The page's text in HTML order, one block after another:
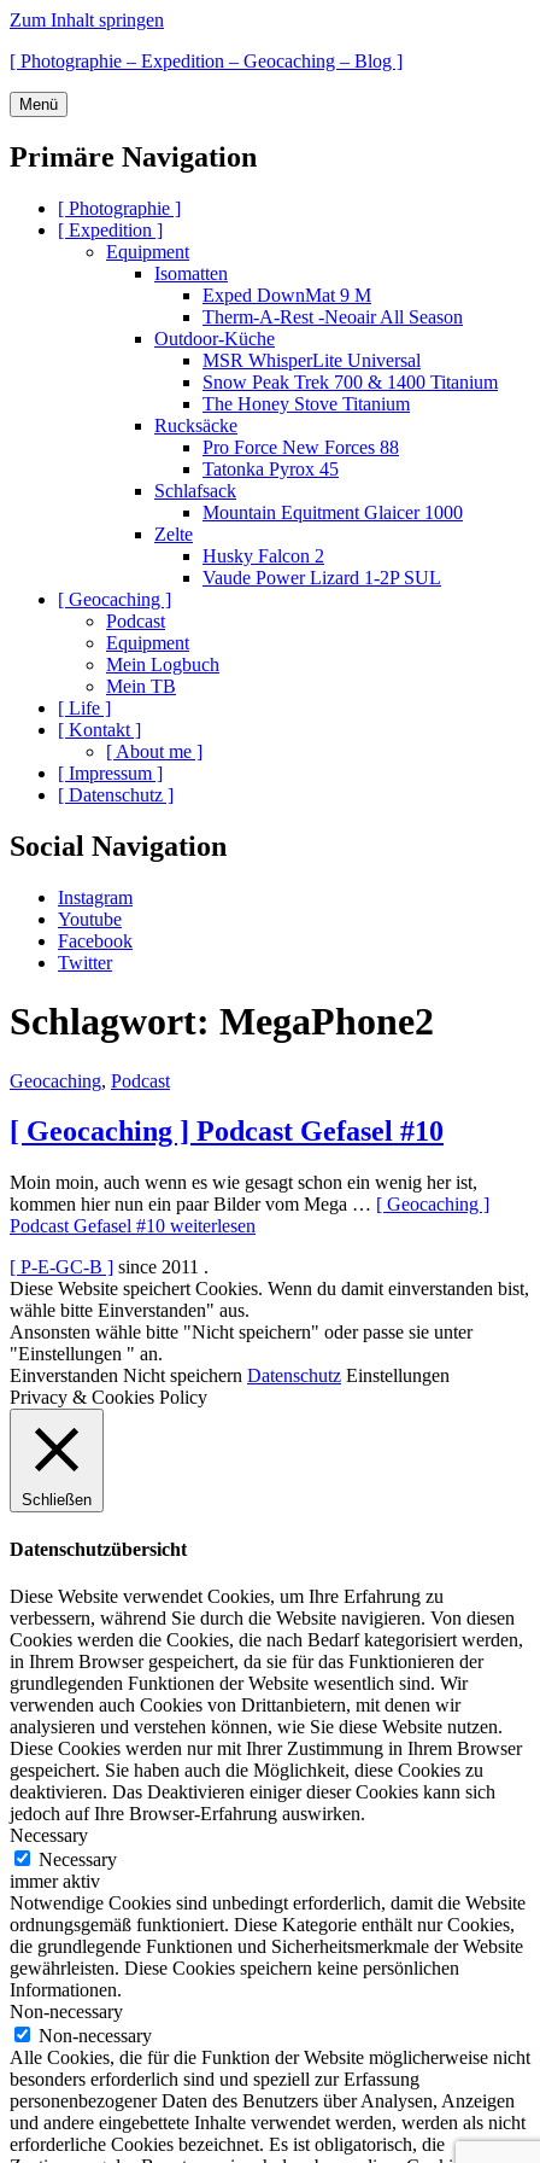
Zum Inhalt springen
[ Photographie – Expedition – Geocaching – Blog ]
Menü
Primäre Navigation
[ Photographie ]
[ Expedition ]
Equipment
Isomatten
Exped DownMat 9 M
Therm-A-Rest -Neoair All Season
Outdoor-Küche
MSR WhisperLite Universal
Snow Peak Trek 700 & 1400 Titanium
The Honey Stove Titanium
Rucksäcke
Pro Force New Forces 88
Tatonka Pyrox 45
Schlafsack
Mountain Equitment Glaicer 1000
Zelte
Husky Falcon 2
Vaude Power Lizard 1-2P SUL
[ Geocaching ]
Podcast
Equipment
Mein Logbuch
Mein TB
[ Life ]
[ Kontakt ]
[ About me ]
[ Impressum ]
[ Datenschutz ]
Social Navigation
Instagram
Youtube
Facebook
Twitter
Schlagwort: MegaPhone2
Geocaching, Podcast
[ Geocaching ] Podcast Gefasel #10
Moin moin, auch wenn es wie gesagt schon ein wenig her ist,
kommen hier nun ein paar Bilder vom Mega … [ Geocaching ]
Podcast Gefasel #10 weiterlesen
[ P-E-GC-B ] since 2011 .
Diese Website speichert Cookies. Wenn du damit einverstanden bist,
wähle bitte Einverstanden" aus.
Ansonsten wähle bitte "Nicht speichern" oder passe sie unter
"Einstellungen " an.
Einverstanden Nicht speichern Datenschutz Einstellungen
Privacy & Cookies Policy
Schließen
Datenschutzübersicht
Diese Website verwendet Cookies, um Ihre Erfahrung zu
verbessern, während Sie durch die Website navigieren. Von diesen
Cookies werden die Cookies, die nach Bedarf kategorisiert werden,
in Ihrem Browser gespeichert, da sie für das Funktionieren der
grundlegenden Funktionen der Website wesentlich sind. Wir
verwenden auch Cookies von Drittanbietern, mit denen wir
analysieren und verstehen können, wie Sie diese Website nutzen.
Diese Cookies werden nur mit Ihrer Zustimmung in Ihrem Browser
gespeichert. Sie haben auch die Möglichkeit, diese Cookies zu
deaktivieren. Das Deaktivieren einiger dieser Cookies kann sich
jedoch auf Ihre Browser-Erfahrung auswirken.
Necessary
Necessary
immer aktiv
Notwendige Cookies sind unbedingt erforderlich, damit die Website
ordnungsgemäß funktioniert. Diese Kategorie enthält nur Cookies,
die grundlegende Funktionen und Sicherheitsmerkmale der Website
gewährleisten. Diese Cookies speichern keine persönlichen
Informationen.
Non-necessary
Non-necessary
Alle Cookies, die für die Funktion der Website möglicherweise nicht
besonders erforderlich sind und speziell zur Erfassung
personenbezogener Daten des Benutzers über Analysen, Anzeigen
und andere eingebettete Inhalte verwendet werden, werden als nicht
erforderliche Cookies bezeichnet. Es ist obligatorisch, die